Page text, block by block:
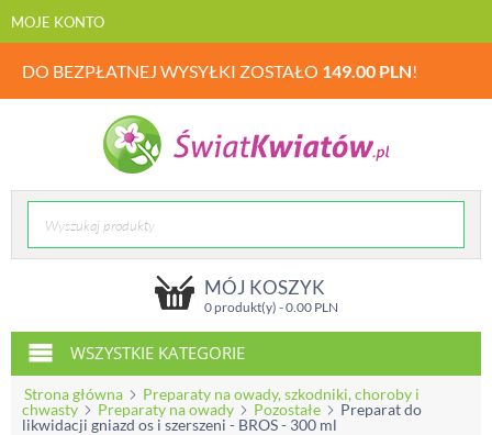
MOJE KONTO
DO BEZPŁATNEJ WYSYŁKI ZOSTAŁO 149.00 PLN!
MÓJ KOSZYK
0 produkt(y) -0.00PLN
WSZYSTKIE KATEGORIE
Strona główna
Preparaty na owady, szkodniki, choroby i
chwasty
Preparaty na owady Pozostałe
Preparat do
likwidacji gniazd os i szerszeni - BROS - 300 ml